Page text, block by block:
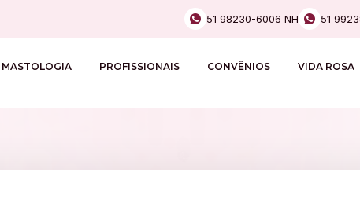
51 98230-6006 NH 51
MASTOLOGIA PROFISSIONAIS CONVÊNIOS VIDA ROSA